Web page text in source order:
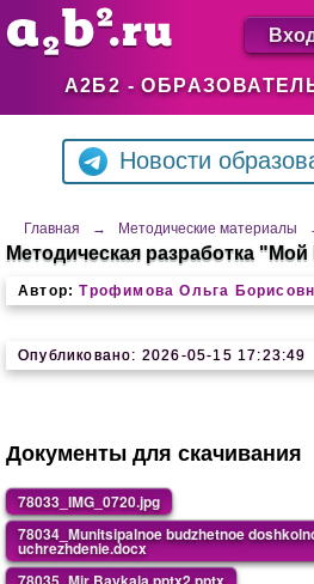
А2Б2 -
Новости
Главная → Методические материалы
Методическая разработка
Автор: Трофимова Ольга
Опубликовано: 2026-05-15 17:23:49
Документы для скачивания
78033_IMG_0720.jpg
78034_Munitsipalnoe budzhetnoe
uchrezhdenie.docx